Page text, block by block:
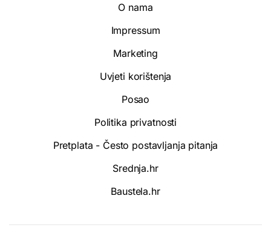
O nama
Impressum
Marketing
Uvjeti korištenja
Posao
Politika privatnosti
Pretplata - Često postavljanja pitanja
Srednja.hr
Baustela.hr